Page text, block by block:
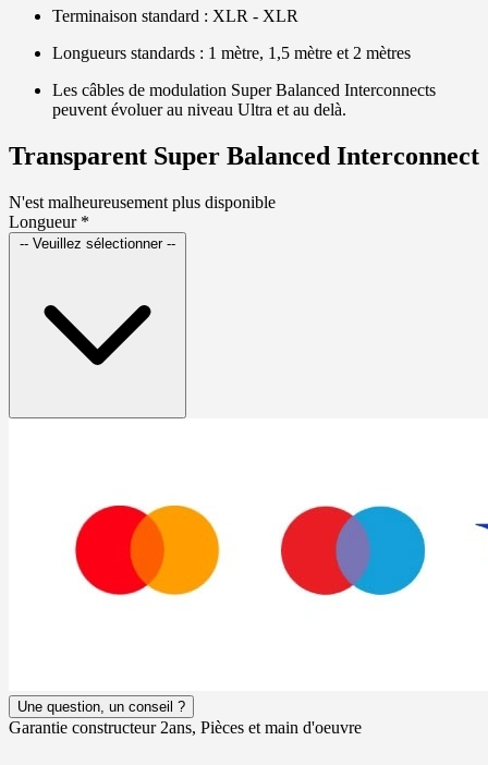
Terminaison standard : XLR - XLR
Longueurs standards : 1 mètre, 1,5 mètre et 2 mètres
Les câbles de modulation Super Balanced Interconnects
peuvent évoluer au niveau Ultra et au delà.
Transparent Super Balanced Interconnect
N'est malheureusement plus disponible
Longueur *
-- Veuillez sélectionner --
Une question, un conseil ?
Garantie constructeur 2ans, Pièces et main d'oeuvre